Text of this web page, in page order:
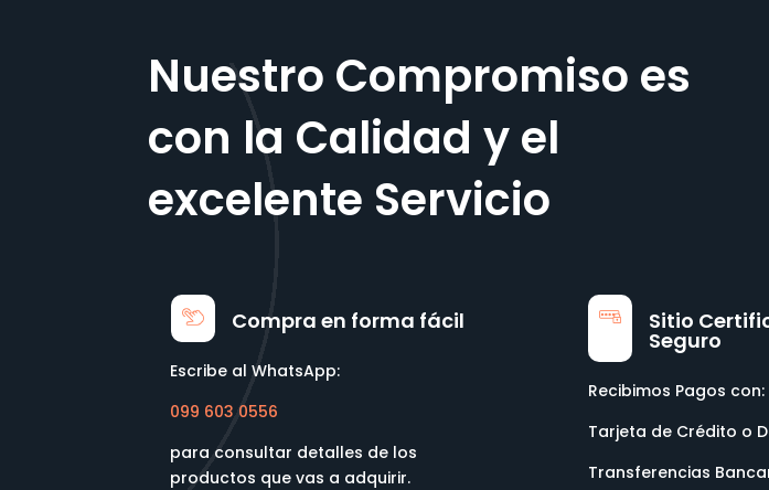
Nuestro Compromiso es
con la Calidad y el
excelente Servicio
Compra en forma fácil
Escribe al WhatsApp:
099 603 0556
para consultar detalles de los
productos que vas a adquirir.
Sitio
Seguro
Recibimos Pagos con:
Tarjeta de Crédito o
Transferencias